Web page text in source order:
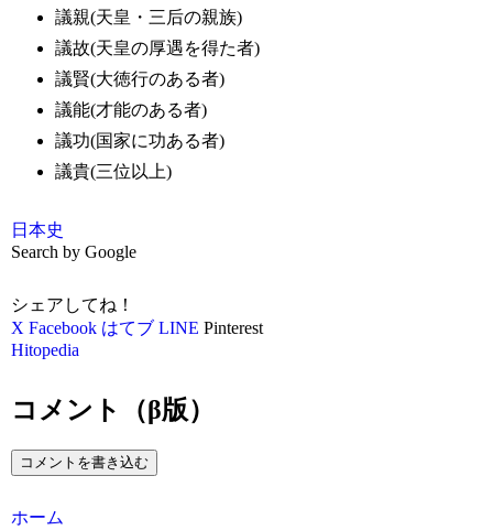
議親(天皇・三后の親族)
議故(天皇の厚遇を得た者)
議賢(大徳行のある者)
議能(才能のある者)
議功(国家に功ある者)
議貴(三位以上)
日本史
Search by Google
シェアしてね！
X Facebook はてブ LINE Pinterest
Hitopedia
コメント（β版）
コメントを書き込む
ホーム